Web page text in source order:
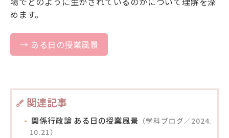
めます。
→ ある日の授業風景
関連記事
関係行政論 ある日の授業風景 （学科ブログ／2024.
10.21）